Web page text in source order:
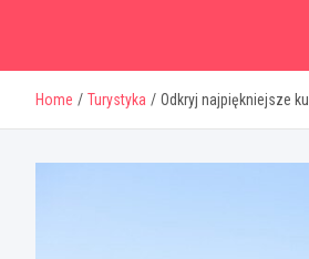
Home Turystyka Odkryj najpiękniejsze